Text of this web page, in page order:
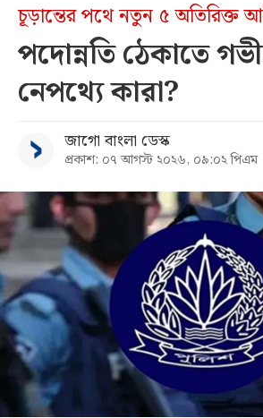
চূড়ান্তের পথে নতুন ৫ অতিরিক্ত
পদোন্নতি ঠেকাতে
নেপথ্যে কারা?
জাগো বাংলা ডেস্ক
প্রকাশ: ০৭ আগস্ট ২০২৬, ০৯:০২ পিএম